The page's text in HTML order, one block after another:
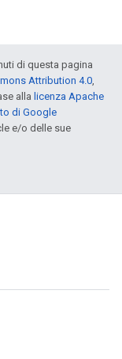
di questa pagina
Attribution 4.0,
alla licenza Apache
di Google
e/o delle sue